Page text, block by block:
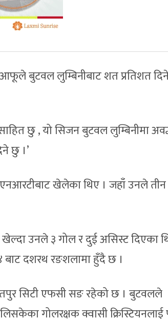
बुटवल लुम्बिनीबाट शत प्रतिशत
छु , यो सिजन बुटवल लुम्बिनीमा
छु ।’
खेलेका थिए । जहाँ उनले
उनले ३ गोल र दुई असिस्ट दिएका
दशरथ रङशलामा हुँदै छ ।
सिटी एफसी सङ रहेको छ । बुटवलले
गोलरक्षक क्वासी क्रिस्टियनलाई